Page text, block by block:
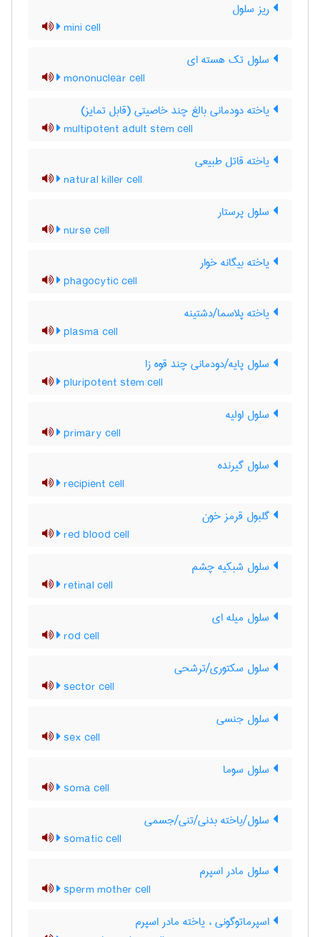
ریز سلول
mini cell
سلول تک هسته ای
mononuclear cell
یاخته دودمانی بالغ چند خاصیتی (قابل تمایز)
multipotent adult stem cell
یاخته قاتل طبیعی
natural killer cell
سلول پرستار
nurse cell
یاخته بیگانه خوار
phagocytic cell
یاخته پلاسما/دشتینه
plasma cell
سلول پایه/دودمانی چند قوه زا
pluripotent stem cell
سلول اولیه
primary cell
سلول گیرنده
recipient cell
گلبول قرمز خون
red blood cell
سلول شبکیه چشم
retinal cell
سلول میله ای
rod cell
سلول سکتوری/ترشحی
sector cell
سلول جنسی
sex cell
سلول سوما
soma cell
سلول/یاخته بدنی/تنی/جسمی
somatic cell
سلول مادر اسپرم
sperm mother cell
اسپرماتوگونی ، یاخته مادر اسپرم